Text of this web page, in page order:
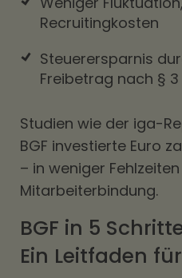
Recruitingkosten
Steuerersparnis
Freibetrag nach § 3
Studien wie der iga-
BGF investierte Euro
– in weniger
Mitarbeiterbindung.
BGF in 5
Ein Leitfaden